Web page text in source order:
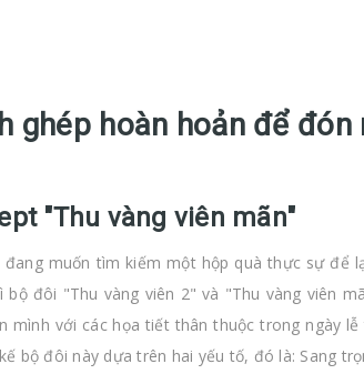
ghép hoàn hoản để
"Thu vàng viên mãn"
đang muốn tìm kiếm một hộp quà thực sự để
bộ đôi "Thu vàng viên 2" và "Thu vàng viên
mình với các họa tiết thân thuộc trong ngày
bộ đôi này dựa trên hai yếu tố, đó là: Sang